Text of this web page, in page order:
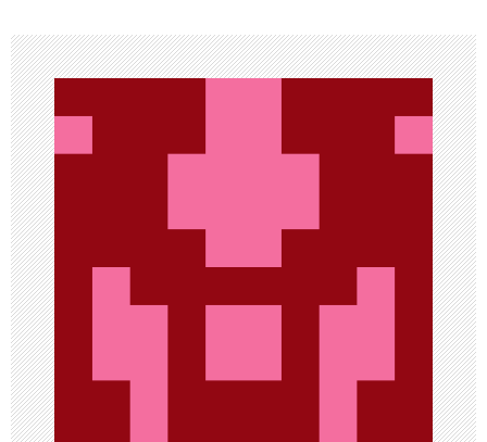
г
а
ц
и
я
п
о
з